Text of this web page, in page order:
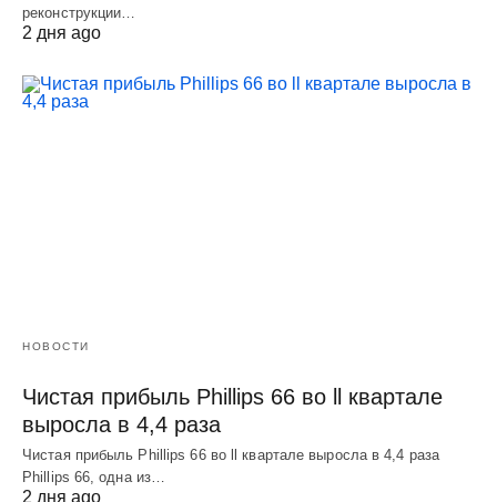
реконструкции…
2 дня ago
НОВОСТИ
Чистая прибыль Phillips 66 во ll квартале
выросла в 4,4 раза
Чистая прибыль Phillips 66 во ll квартале выросла в 4,4 раза
Phillips 66, одна из…
2 дня ago